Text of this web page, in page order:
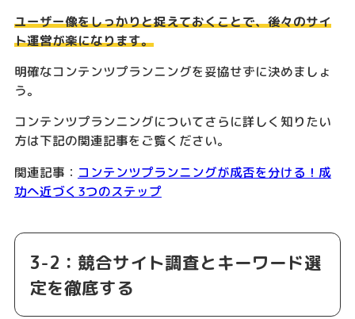
ユーザー像をしっかりと捉えておくことで、後々のサイ
ト運営が楽になります。
明確なコンテンツプランニングを妥協せずに決めましょ
う。
コンテンツプランニングについてさらに詳しく知りたい
方は下記の関連記事をご覧ください。
関連記事： コンテンツプランニングが成否を分ける！成
功へ近づく3つのステップ
3-2：競合サイト調査とキーワード選
定を徹底する